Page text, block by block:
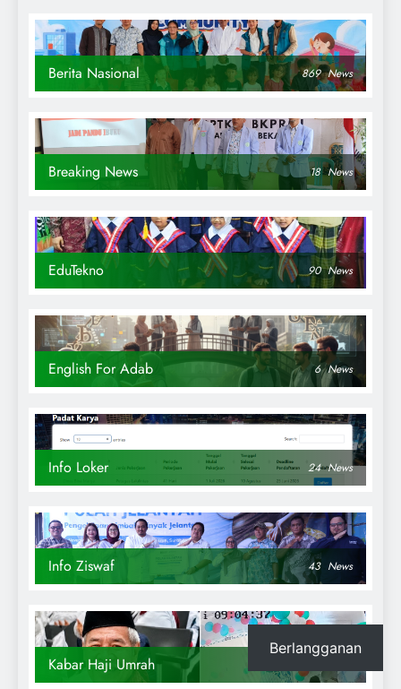
Berita Nasional 869 News
Breaking News 18 News
EduTekno 90 News
English For Adab 6 News
Info Loker 24 News
Info Ziswaf 43 News
Kabar Haji Umrah
Berlangganan